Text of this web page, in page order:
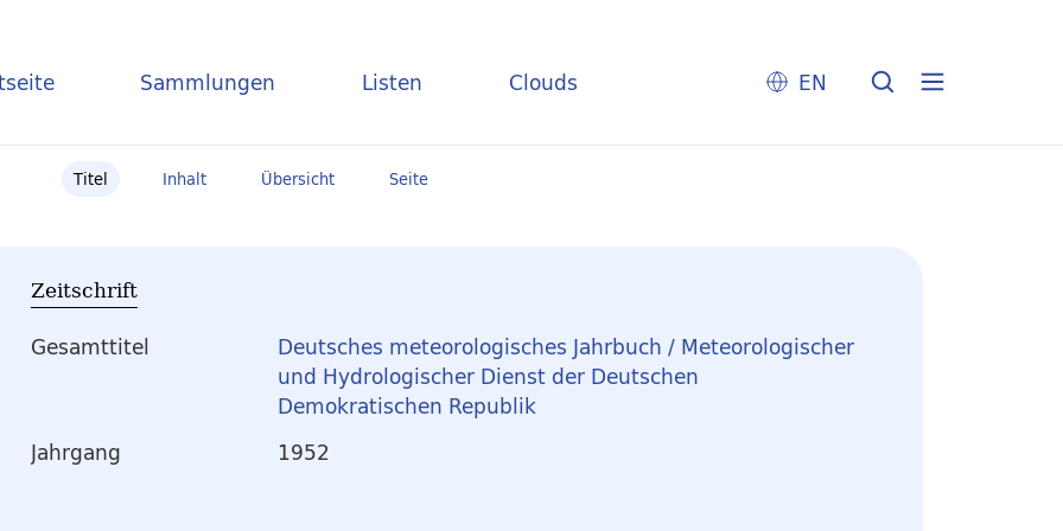
Sammlungen Listen Clouds EN
Titel Inhalt Übersicht Seite
Zeitschrift
Gesamttitel
Deutsches meteorologisches Jahrbuch / Meteorologischer
und Hydrologischer Dienst der Deutschen
Demokratischen Republik
Jahrgang
1952